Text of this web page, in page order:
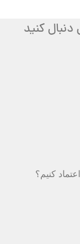
کنید
کنیم؟